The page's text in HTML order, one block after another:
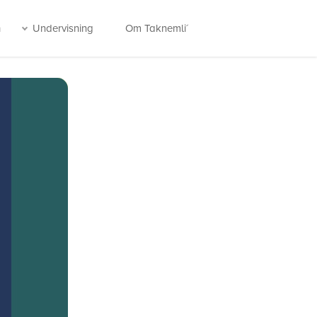
Undervisning Om Taknemli´